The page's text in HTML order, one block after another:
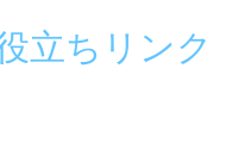
立ちリンク